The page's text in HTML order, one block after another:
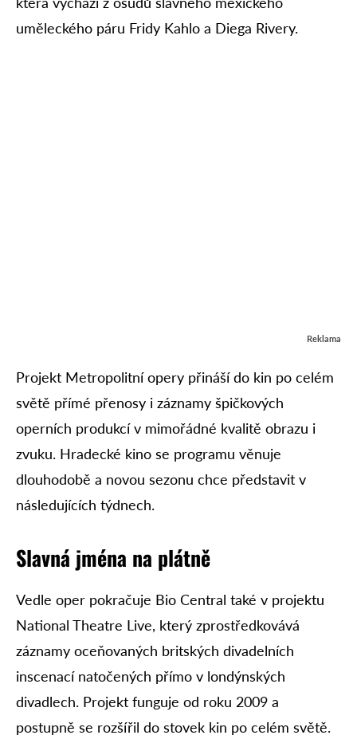
uměleckého páru Fridy Kahlo a Diega Rivery.
Reklama
Projekt Metropolitní opery přináší do kin po celém
světě přímé přenosy i záznamy špičkových
operních produkcí v mimořádné kvalitě obrazu i
zvuku. Hradecké kino se programu věnuje
dlouhodobě a novou sezonu chce představit v
následujících týdnech.
Slavná jména na plátně
Vedle oper pokračuje Bio Central také v projektu
National Theatre Live, který zprostředkovává
záznamy oceňovaných britských divadelních
inscenací natočených přímo v londýnských
divadlech. Projekt funguje od roku 2009 a
postupně se rozšířil do stovek kin po celém světě.